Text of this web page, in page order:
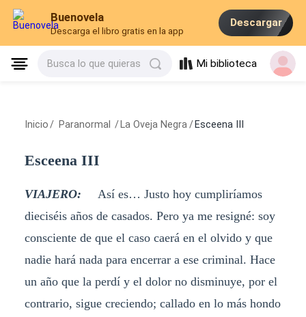
Buenovela
Descarga el libro gratis en la app
Descargar
Busca lo que quieras Mi biblioteca
Inicio / Paranormal / La Oveja Negra / Esceena III
Esceena III
VIAJERO: Así es… Justo hoy cumpliríamos
dieciséis años de casados. Pero ya me resigné: soy
consciente de que el caso caerá en el olvido y que
nadie hará nada para encerrar a ese criminal. Hace
un año que la perdí y el dolor no disminuye, por el
contrario, sigue creciendo; callado en lo más hondo